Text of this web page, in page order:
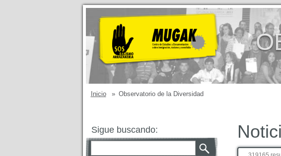
Inicio » Observatorio de la Diversidad
Sigue buscando: